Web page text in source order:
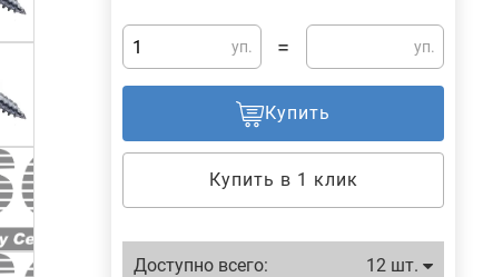
уп. = уп.
Купить
Купить в 1 клик
Доступно всего: 12 шт.